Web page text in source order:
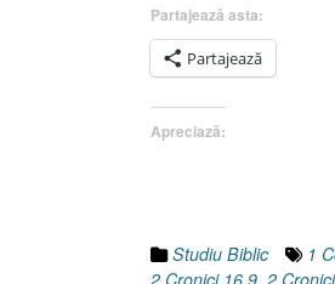
Partajează asta:
Partajează
Apreciază:
Studiu Biblic 1